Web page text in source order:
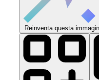
Reinventa questa